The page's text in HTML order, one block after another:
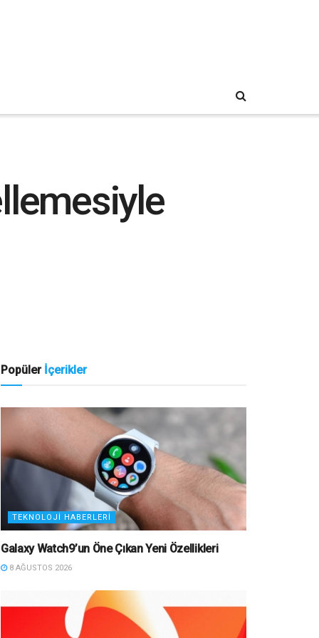
Popüler İçerikler
TEKNOLOJI HABERLERI
Galaxy Watch9’un Öne Çıkan Yeni Özellikleri
8 AĞUSTOS 2026